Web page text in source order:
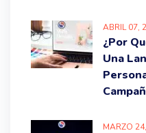
ABRIL07,
¿Por
Una
MARZO 24